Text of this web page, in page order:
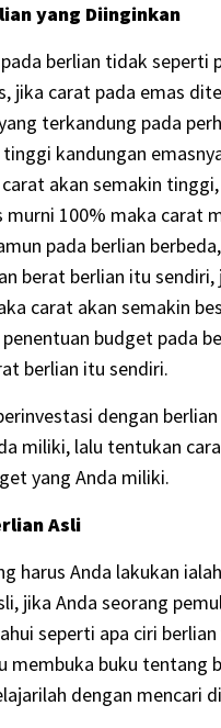
yang Diinginkan
berlian tidak seperti
jika carat pada emas
terkandung pada
kandungan
akan semakin
murni 100% maka carat
pada berlian
berat berlian itu sendiri,
carat akan semakin
budget pada
berlian itu sendiri.
dengan
miliki, lalu tentukan
yang Anda miliki.
Asli
harus Anda lakukan
jika Anda seorang
seperti apa ciri berlian
membuka buku tentang
dengan mencari